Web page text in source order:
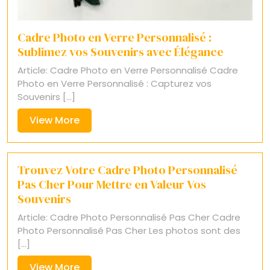
Cadre Photo en Verre Personnalisé :
Sublimez vos Souvenirs avec Élégance
Article: Cadre Photo en Verre Personnalisé Cadre
Photo en Verre Personnalisé : Capturez vos
Souvenirs [...]
View MoreView
More
Trouvez Votre Cadre Photo Personnalisé
Pas Cher Pour Mettre en Valeur Vos
Souvenirs
Article: Cadre Photo Personnalisé Pas Cher Cadre
Photo Personnalisé Pas Cher Les photos sont des
[...]
View